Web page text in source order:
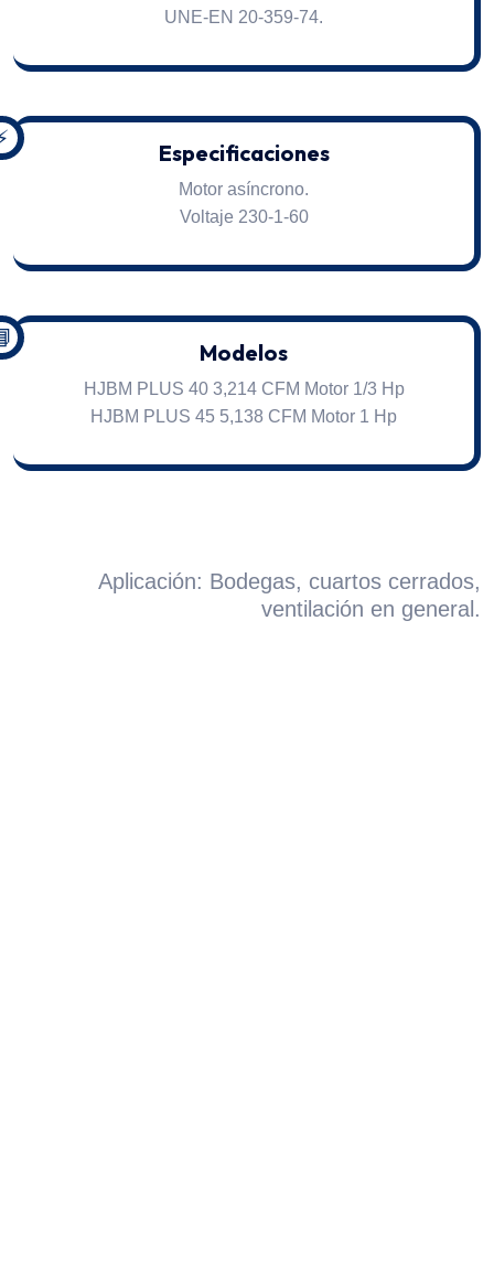
UNE-EN 20-359-74.
Especificaciones
Motor asíncrono.
Voltaje 230-1-60
Modelos
HJBM PLUS 40 3,214 CFM Motor 1/3 Hp
HJBM PLUS 45 5,138 CFM Motor 1 Hp
Aplicación: Bodegas, cuartos cerrados,
ventilación en general.